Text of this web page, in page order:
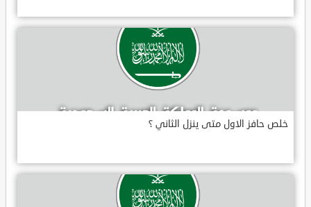
خلص حافز الاول متى ينزل الثاني ؟